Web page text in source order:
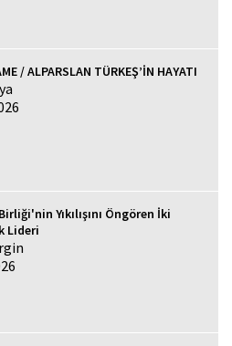
/ ALPARSLAN TÜRKEŞ’İN HAYATI
Yıkılışını Öngören İki
Lideri